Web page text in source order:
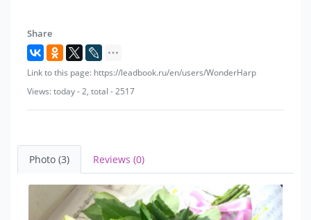
Share
Link to this page: https://leadbook.ru/en/users/WonderHarp
Views: today - 2, total - 2517
Photo (3) Reviews (0)